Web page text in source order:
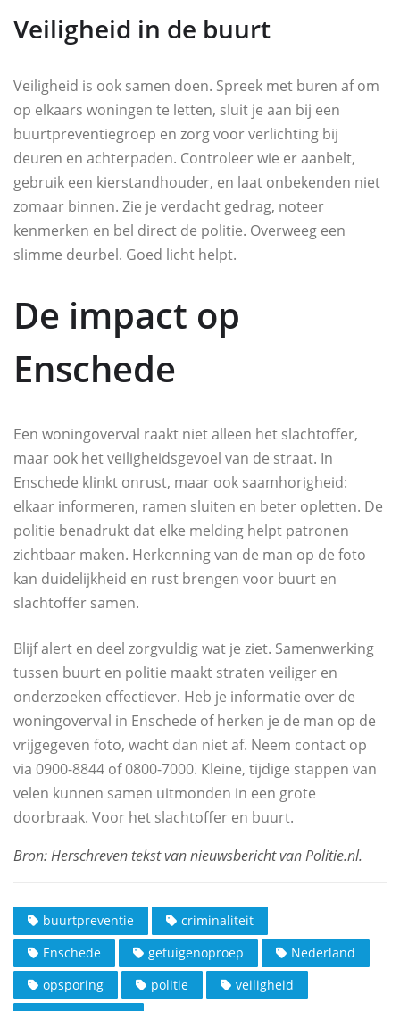
Veiligheid in de buurt
Veiligheid is ook samen doen. Spreek met buren af om
op elkaars woningen te letten, sluit je aan bij een
buurtpreventiegroep en zorg voor verlichting bij
deuren en achterpaden. Controleer wie er aanbelt,
gebruik een kierstandhouder, en laat onbekenden niet
zomaar binnen. Zie je verdacht gedrag, noteer
kenmerken en bel direct de politie. Overweeg een
slimme deurbel. Goed licht helpt.
De impact op
Enschede
Een woningoverval raakt niet alleen het slachtoffer,
maar ook het veiligheidsgevoel van de straat. In
Enschede klinkt onrust, maar ook saamhorigheid:
elkaar informeren, ramen sluiten en beter opletten. De
politie benadrukt dat elke melding helpt patronen
zichtbaar maken. Herkenning van de man op de foto
kan duidelijkheid en rust brengen voor buurt en
slachtoffer samen.
Blijf alert en deel zorgvuldig wat je ziet. Samenwerking
tussen buurt en politie maakt straten veiliger en
onderzoeken effectiever. Heb je informatie over de
woningoverval in Enschede of herken je de man op de
vrijgegeven foto, wacht dan niet af. Neem contact op
via 0900-8844 of 0800-7000. Kleine, tijdige stappen van
velen kunnen samen uitmonden in een grote
doorbraak. Voor het slachtoffer en buurt.
buurtpreventie
criminaliteit
Enschede
getuigenoproep
Nederland
opsporing
politie
veiligheid